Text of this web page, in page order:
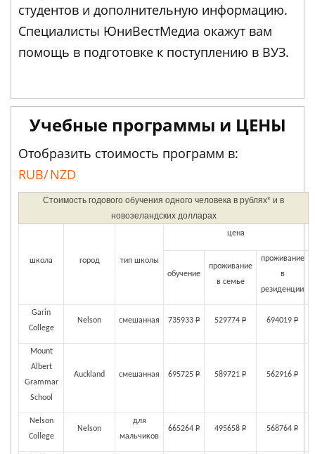
студентов и дополнительную информацию.
Специалисты ЮниВестМедиа окажут вам
помощь в подготовке к поступлению в ВУЗ.
Учебные программы и ЦЕНЫ
Отобразить стоимость программ в:
RUB/NZD
Стоимость годового обучения одного человека в рублях* и в
новозеландских долларах
школа город тип школы
цена
обучение
проживание
в семье
проживание
в
резиденции
Garin
College
Nelson смешанная 735933 Р 529774 Р 694019 Р
Mount
Albert
Grammar
School
Auckland смешанная 695725 Р 589721 Р 562916 Р
Nelson
College
Nelson
для
мальчиков
665264 Р 495658 Р 568764 Р